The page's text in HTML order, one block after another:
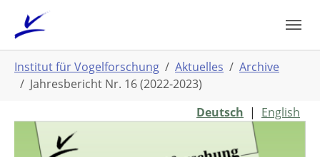
Hauptinhalt
springen
sind
hier:
Institut für Vogelforschung Aktuelles
Archive
Jahresbericht Nr. 16 (2022-2023)
Deutsch | English